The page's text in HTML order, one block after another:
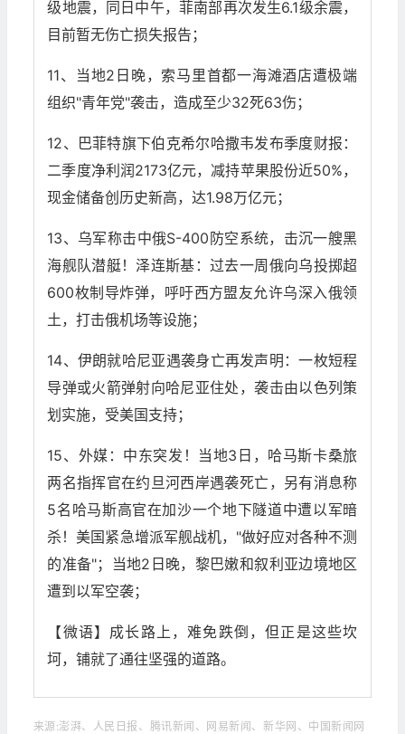
级地震，同日中午，菲南部再次发生6.1级余震，
目前暂无伤亡损失报告；
11、当地2日晚，索马里首都一海滩酒店遭极端
组织"青年党"袭击，造成至少32死63伤；
12、巴菲特旗下伯克希尔哈撒韦发布季度财报：
二季度净利润2173亿元，减持苹果股份近50%，
现金储备创历史新高，达1.98万亿元；
13、乌军称击中俄S-400防空系统，击沉一艘黑
海舰队潜艇！泽连斯基：过去一周俄向乌投掷超
600枚制导炸弹，呼吁西方盟友允许乌深入俄领
土，打击俄机场等设施；
14、伊朗就哈尼亚遇袭身亡再发声明：一枚短程
导弹或火箭弹射向哈尼亚住处，袭击由以色列策
划实施，受美国支持；
15、外媒：中东突发！当地3日，哈马斯卡桑旅
两名指挥官在约旦河西岸遇袭死亡，另有消息称
5名哈马斯高官在加沙一个地下隧道中遭以军暗
杀！美国紧急增派军舰战机，"做好应对各种不测
的准备"；当地2日晚，黎巴嫩和叙利亚边境地区
遭到以军空袭；
【微语】成长路上，难免跌倒，但正是这些坎
坷，铺就了通往坚强的道路。
来源:澎湃、人民日报、腾讯新闻、网易新闻、新华网、中国新闻网